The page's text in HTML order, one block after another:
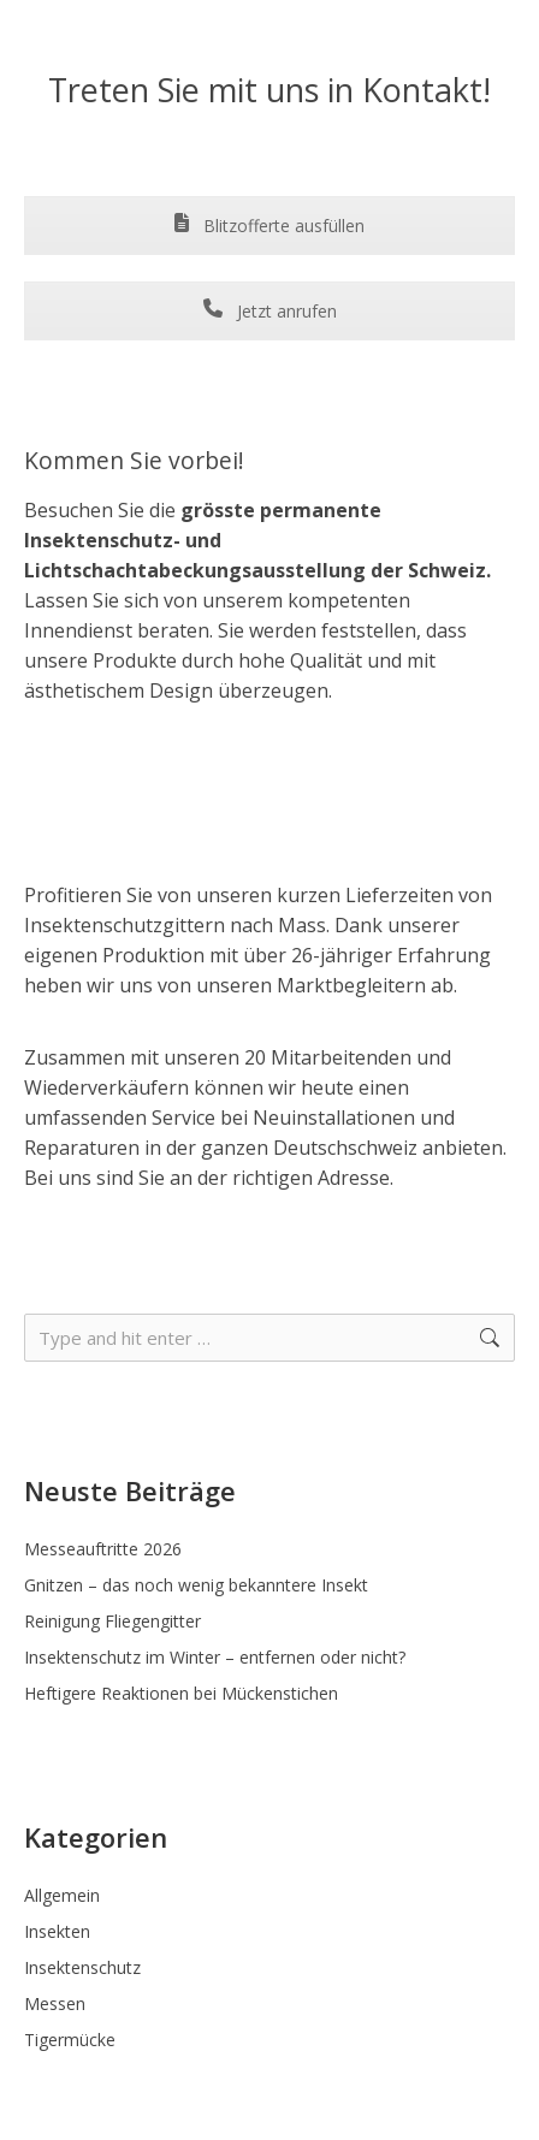
Treten Sie mit uns in Kontakt!
Blitzofferte ausfüllen
Jetzt anrufen
Kommen Sie vorbei!
Besuchen Sie die grösste permanente
Insektenschutz- und
Lichtschachtabeckungsausstellung der Schweiz.
Lassen Sie sich von unserem kompetenten
Innendienst beraten. Sie werden feststellen, dass
unsere Produkte durch hohe Qualität und mit
ästhetischem Design überzeugen.
Profitieren Sie von unseren kurzen Lieferzeiten von
Insektenschutzgittern nach Mass. Dank unserer
eigenen Produktion mit über 26-jähriger Erfahrung
heben wir uns von unseren Marktbegleitern ab.
Zusammen mit unseren 20 Mitarbeitenden und
Wiederverkäufern können wir heute einen
umfassenden Service bei Neuinstallationen und
Reparaturen in der ganzen Deutschschweiz anbieten.
Bei uns sind Sie an der richtigen Adresse.
Search:
Neuste Beiträge
Messeauftritte 2026
Gnitzen – das noch wenig bekanntere Insekt
Reinigung Fliegengitter
Insektenschutz im Winter – entfernen oder nicht?
Heftigere Reaktionen bei Mückenstichen
Kategorien
Allgemein
Insekten
Insektenschutz
Messen
Tigermücke